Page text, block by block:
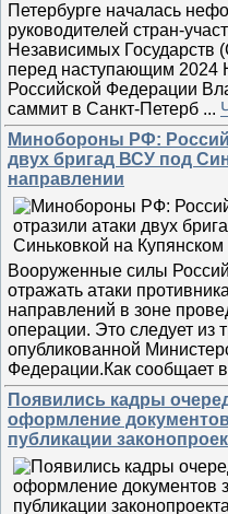
Петербурге началась
руководителей стран-
Независимых Государств
перед наступающим 2024
Российской Федерации
саммит в Санкт-Петерб ...
Минобороны РФ:
двух бригад ВСУ под
направлении
Вооруженные силы
отражать атаки
направлений в зоне
операции. Это следует из
опубликованной
Федерации.Как сообщает
Появились кадры
оформление
публикации